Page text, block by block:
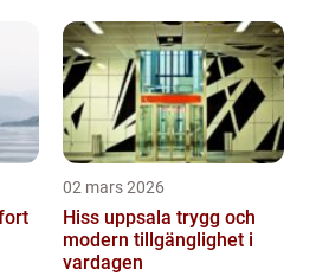
02 mars 2026
Hiss uppsala trygg och
modern tillgänglighet i
vardagen